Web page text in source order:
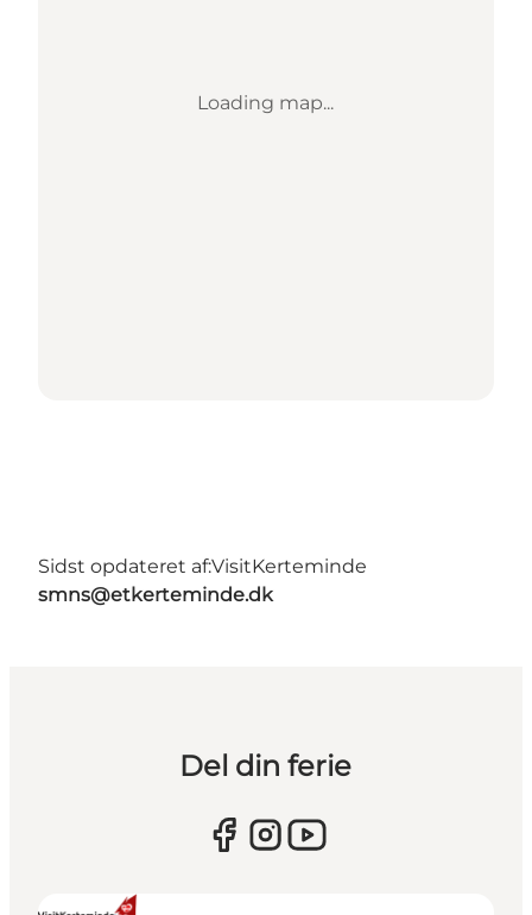
Loading map...
Sidst opdateret af:VisitKerteminde
smns@etkerteminde.dk
Del din ferie